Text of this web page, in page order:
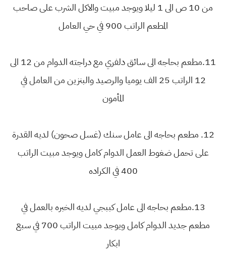
من 10 ص الى 1 ليلا ويوجد مبيت والاكل الشرب على صاحب
المطعم الراتب 900 في حي العامل
11.مطعم بحاجه الى سائق دلفري مع دراجته الدوام من 12 الى
12 الراتب 25 الف يوميا والرصيد والبنزين من العامل في
المأمون
12. مطعم بحاجه الى عامل سنك (غسل صحون) لديه القدرة
على تحمل ضغوط العمل الدوام كامل ويوجد مبيت الراتب
400 في الكراده
13.مطعم بحاجه الى عامل كببجي لديه الخبره بالعمل في
مطعم جديد الدوام كامل ويوجد مبيت الراتب 700 في سبع
ابكار